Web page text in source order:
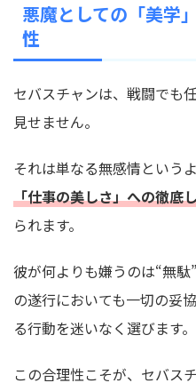
悪魔としての「美学
性
セバスチャンは、戦闘でも
見せません。
それは単なる無感情というよ
「仕事の美しさ」への徹底
られます。
彼が何よりも嫌うのは“無
の遂行においても一切の妥
る行動を迷いなく選びます。
この合理性こそが、セバス